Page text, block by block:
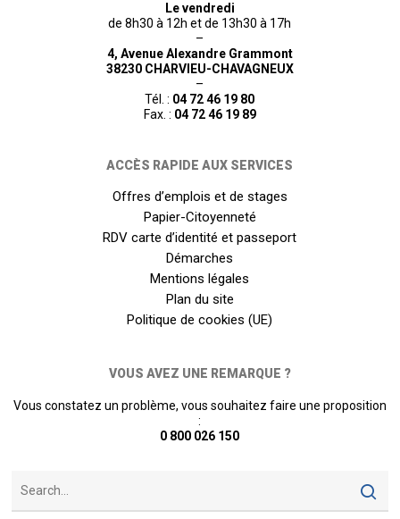
Le vendredi
de 8h30 à 12h et de 13h30 à 17h
–
4, Avenue Alexandre Grammont
38230 CHARVIEU-CHAVAGNEUX
–
Tél. : 04 72 46 19 80
Fax. : 04 72 46 19 89
ACCÈS RAPIDE AUX SERVICES
Offres d’emplois et de stages
Papier-Citoyenneté
RDV carte d’identité et passeport
Démarches
Mentions légales
Plan du site
Politique de cookies (UE)
VOUS AVEZ UNE REMARQUE ?
Vous constatez un problème, vous souhaitez faire une proposition
:
0 800 026 150